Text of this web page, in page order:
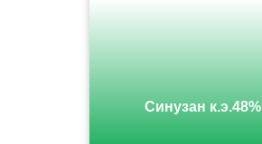
Синузан к.э.48%